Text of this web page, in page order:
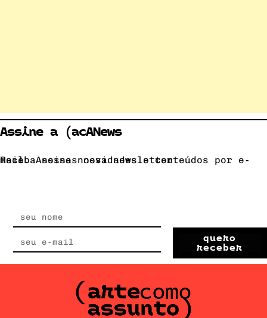
Assine a (acANews
Receba nossas novidades e conteúdos por e-mail. Assine nossa newsletter.
quero
receber